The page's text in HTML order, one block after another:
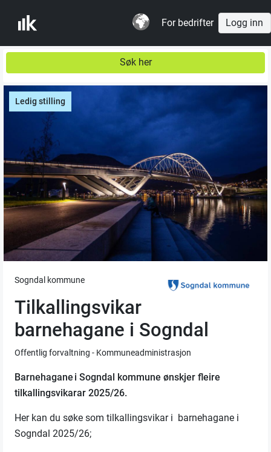
For bedrifter Logg inn
Søk her
Ledig stilling
Sogndal kommune
Tilkallingsvikar
barnehagane i Sogndal
Offentlig forvaltning - Kommuneadministrasjon
Barnehagane iSogndal kommune ønskjer fleire
tilkallingsvikarar 2025/26.
Her kan du søke som tilkallingsvikar i barnehagane i
Sogndal 2025/26;